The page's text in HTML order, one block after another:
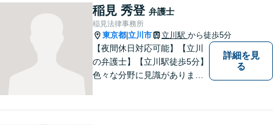
体像をわかりやすくご説明し
ます。お気軽にご相談くださ
い【立川駅徒歩5分】
稲見 秀登 弁護士
稲見法律事務所
東京都 立川市 立川駅 から徒歩5分
【夜間休日対応可能】【立川
の弁護士】【立川駅徒歩5分】
色々な分野に見識がありま
詳細を見
る